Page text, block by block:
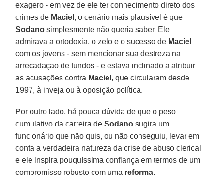
exagero - em vez de ele ter conhecimento direto dos
crimes de Maciel , o cenário mais plausível é que
Sodano simplesmente não queria saber. Ele
admirava a ortodoxia, o zelo e o sucesso de Maciel
com os jovens - sem mencionar sua destreza na
arrecadação de fundos - e estava inclinado a atribuir
as acusações contra Maciel , que circularam desde
1997, à inveja ou à oposição política.
Por outro lado, há pouca dúvida de que o peso
cumulativo da carreira deSodano sugira um
funcionário que não quis, ou não conseguiu, levar em
conta a verdadeira natureza da crise de abuso clerical
e ele inspira pouquíssima confiança em termos de um
compromisso robusto com uma reforma.